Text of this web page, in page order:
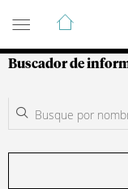
Guía de
Buscador de